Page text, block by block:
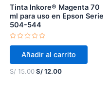
Tinta Inkore® Magenta 70
ml para uso en Epson Serie
504-544
Valorado
de
5
Añadir al carrito
S/15.00S/12.00